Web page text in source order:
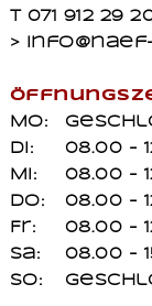
T 071 912 29
>
Mo:
Di:
08.00 -
Mi:
08.00 -
Do:
08.00 -
Fr:
08.00 -
Sa:
08.00 -
So: